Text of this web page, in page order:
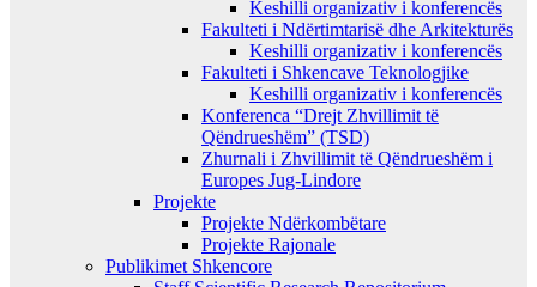
Keshilli organizativ i konferencës
Fakulteti i Ndërtimtarisë dhe Arkitekturës
Keshilli organizativ i konferencës
Fakulteti i Shkencave Teknologjike
Keshilli organizativ i konferencës
Konferenca “Drejt Zhvillimit të
Qëndrueshëm” (TSD)
Zhurnali i Zhvillimit të Qëndrueshëm i
Europes Jug-Lindore
Projekte
Projekte Ndërkombëtare
Projekte Rajonale
Publikimet Shkencore